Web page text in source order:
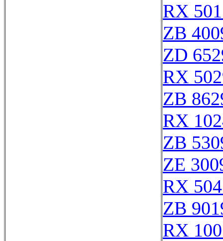
RX
ZB
ZD
RX
ZB
RX
ZB
ZE
RX
ZB
RX